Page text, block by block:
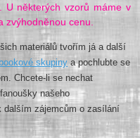
některých vzorů máme v
zvýhodněnou cenu.
materiálů tvořím já a další
skupiny a pochlubte se
Chcete-li se nechat
našeho
dalším zájemcům o zasílání